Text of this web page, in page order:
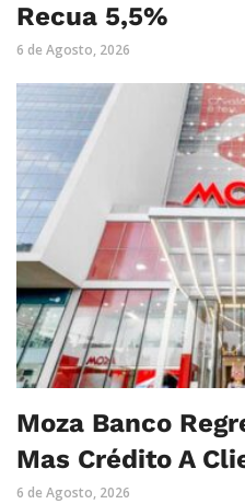
Recua 5,5%
6 de Agosto, 2026
Moza Banco
Mas Crédito A
6 de Agosto, 2026